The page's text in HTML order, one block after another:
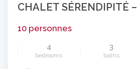
CHALET SÉRENDIPITÉ
10 personnes
4
bedrooms
3
baths